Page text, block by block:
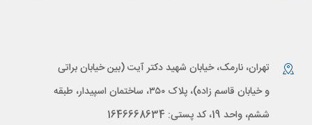
تهران، نارمک، خیابان شهید دکتر آیت (بین خیابان براتی
و خیابان قاسم زاده)، پلاک ۳۵۰، ساختمان اسپیدار، طبقه
ششم، واحد 19، کد پستی: 1646668634